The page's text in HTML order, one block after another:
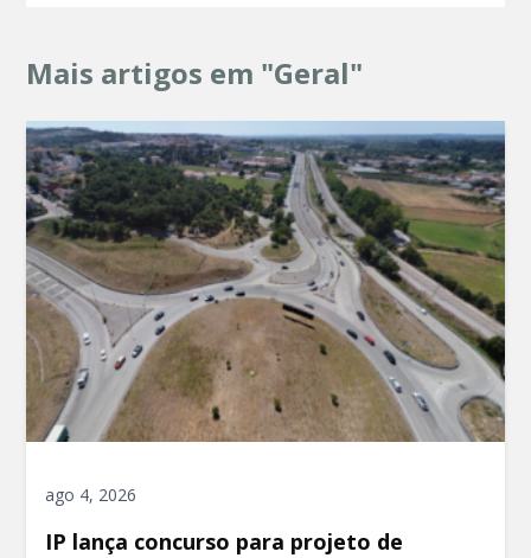
Mais artigos em "Geral"
ago 4, 2026
IP lança concurso para projeto de